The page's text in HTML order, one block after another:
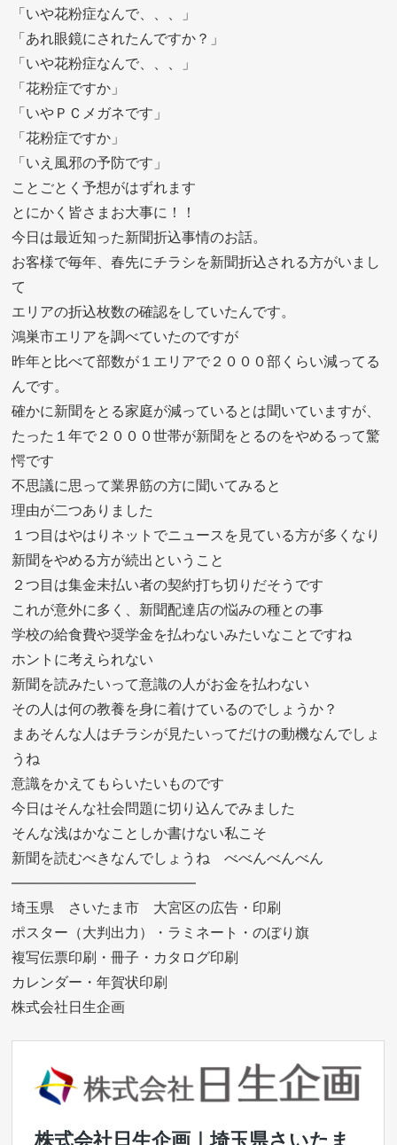
「いや花粉症なんで、、、」
「あれ眼鏡にされたんですか？」
「いや花粉症なんで、、、」
「花粉症ですか」
「いやＰＣメガネです」
「花粉症ですか」
「いえ風邪の予防です」
ことごとく予想がはずれます
とにかく皆さまお大事に！！
今日は最近知った新聞折込事情のお話。
お客様で毎年、春先にチラシを新聞折込される方がいまし
て
エリアの折込枚数の確認をしていたんです。
鴻巣市エリアを調べていたのですが
昨年と比べて部数が１エリアで２０００部くらい減ってる
んです。
確かに新聞をとる家庭が減っているとは聞いていますが、
たった１年で２０００世帯が新聞をとるのをやめるって驚
愕です
不思議に思って業界筋の方に聞いてみると
理由が二つありました
１つ目はやはりネットでニュースを見ている方が多くなり
新聞をやめる方が続出ということ
２つ目は集金未払い者の契約打ち切りだそうです
これが意外に多く、新聞配達店の悩みの種との事
学校の給食費や奨学金を払わないみたいなことですね
ホントに考えられない
新聞を読みたいって意識の人がお金を払わない
その人は何の教養を身に着けているのでしょうか？
まあそんな人はチラシが見たいってだけの動機なんでしょ
うね
意識をかえてもらいたいものです
今日はそんな社会問題に切り込んでみました
そんな浅はかなことしか書けない私こそ
新聞を読むべきなんでしょうね べべんべんべん
—————————————
埼玉県 さいたま市 大宮区の広告・印刷
ポスター（大判出力）・ラミネート・のぼり旗
複写伝票印刷・冊子・カタログ印刷
カレンダー・年賀状印刷
株式会社日生企画